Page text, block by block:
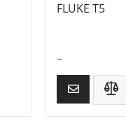
FLUKE T5
–